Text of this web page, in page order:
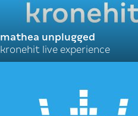
mathea unplugged
kronehit live experience